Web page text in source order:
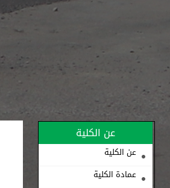
عن الكلية
عن الكلية
عمادة الكلية